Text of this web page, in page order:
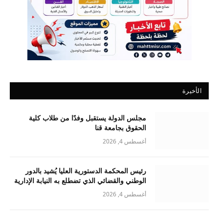
الأخيرة
مجلس الدولة يستقبل وفدًا من طلاب كلية
الحقوق بجامعة قنا
أغسطس 4, 2026
رئيس المحكمة الدستورية العليا يُشيد بالدور
الوطني والقضائي الذي تضطلع به النيابة الإدارية
أغسطس 4, 2026